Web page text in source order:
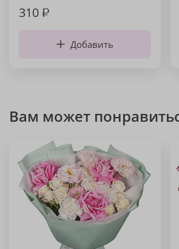
310₽
Добавить
Вам может